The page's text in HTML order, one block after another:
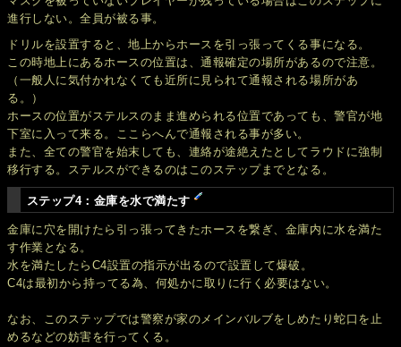
進行しない。全員が被る事。
ドリルを設置すると、地上からホースを引っ張ってくる事になる。
この時地上にあるホースの位置は、通報確定の場所があるので注意。
（一般人に気付かれなくても近所に見られて通報される場所があ
る。）
ホースの位置がステルスのまま進められる位置であっても、警官が地
下室に入って来る。ここらへんで通報される事が多い。
また、全ての警官を始末しても、連絡が途絶えたとしてラウドに強制
移行する。ステルスができるのはこのステップまでとなる。
ステップ4：金庫を水で満たす
金庫に穴を開けたら引っ張ってきたホースを繋ぎ、金庫内に水を満た
す作業となる。
水を満たしたらC4設置の指示が出るので設置して爆破。
C4は最初から持ってる為、何処かに取りに行く必要はない。
なお、このステップでは警察が家のメインバルブをしめたり蛇口を止
めるなどの妨害を行ってくる。